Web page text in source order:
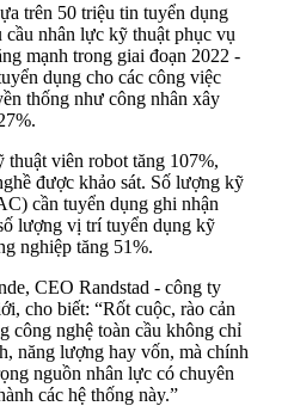
trên 50 triệu tin tuyển dụng
cầu nhân lực kỹ thuật phục vụ
mạnh trong giai đoạn 2022 -
dụng cho các công việc
thống như công nhân xây
viên robot tăng 107%,
được khảo sát. Số lượng kỹ
cần tuyển dụng ghi nhận
lượng vị trí tuyển dụng kỹ
nghiệp tăng 51%.
CEO Randstad - công ty
cho biết: “Rốt cuộc, rào cản
công nghệ toàn cầu không chỉ
năng lượng hay vốn, mà chính
nguồn nhân lực có chuyên
các hệ thống này.”